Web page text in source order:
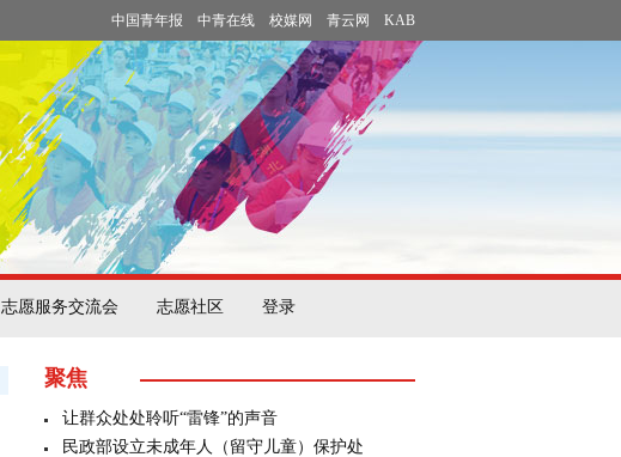
中国青年报 中青在线 校媒网 青云网 KAB
志愿服务交流会 志愿社区 登录
聚焦
让群众处处聆听“雷锋”的声音
民政部设立未成年人（留守儿童）保护处